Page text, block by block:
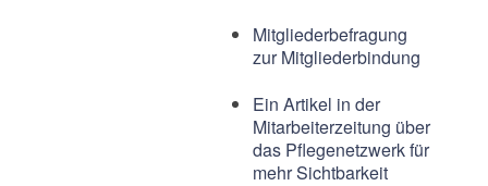
Mitgliederbefragung
zur Mitgliederbindung
Ein Artikel in der
Mitarbeiterzeitung über
das Pflegenetzwerk für
mehr Sichtbarkeit